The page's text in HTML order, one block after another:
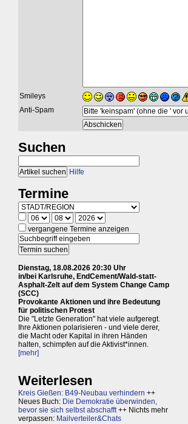
Smileys
Anti-Spam
Suchen
Hilfe
Termine
vergangene Termine anzeigen
Dienstag, 18.08.2026 20:30 Uhr
in/bei Karlsruhe, EndCement/Wald-statt-
Asphalt-Zelt auf dem System Change Camp
(SCC)
Provokante Aktionen und ihre Bedeutung
für politischen Protest
Die "Letzte Generation" hat viele aufgeregt.
Ihre Aktionen polarisieren - und viele derer,
die Macht oder Kapital in ihren Händen
halten, schimpfen auf die Aktivist*innen.
[mehr]
Weiterlesen
Kreis Gießen: B49-Neubau verhindern ++
Neues Buch: Die Demokratie überwinden,
bevor sie sich selbst abschafft++ Nichts mehr
verpassen: Mailverteiler&Chats